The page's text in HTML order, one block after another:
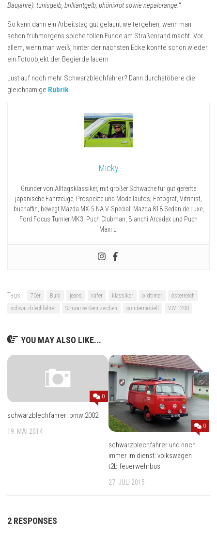
Baujahre): tunisgelb, brilliantgelb, phönixrot sowie nepalorange.“
So kann dann ein Arbeitstag gut gelaunt weitergehen, wenn man
schon frühmorgens solche tollen Funde am Straßenrand macht. Vor
allem, wenn man weiß, hinter der nächsten Ecke könnte schon wieder
ein Fotoobjekt der Begierde lauern
Lust auf noch mehr Schwarzblechfahrer? Dann durchstöbere die
gleichnamige Rubrik.
Micky
Gründer von Alltagsklassiker, mit großer Schwäche für gut gereifte
japanische Fahrzeuge, Prospekte und Modellautos; Fotograf, Vitrinist,
buchaffin, bewegt Mazda MX-5 NA V-Special, Mazda 818 Sedan de Luxe,
Ford Focus Turnier MK3, Puch Clubman, Bianchi Arcadex und Puch
Maxi L.
Tags: 70er Buhl jeans käfer klassiker oldtimer
österreich
schwarzblechfahrer
Schwarze Kennzeichen sondermodell VW 1200
YOU MAY ALSO LIKE...
0
schwarzblechfahrer: bmw 2002
19. MAI 2014
0
schwarzblechfahrer und noch
immer im dienst: volkswagen
t2b feuerwehrbus
27. JULI 2015
2 RESPONSES